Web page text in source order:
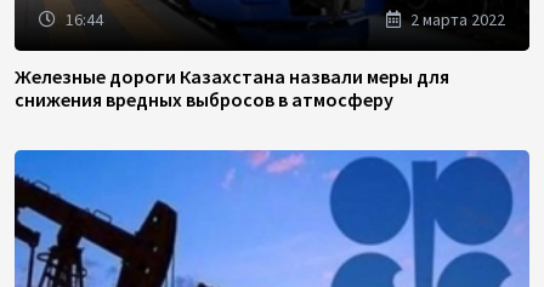
16:44 2 марта 2022
Железные дороги Казахстана назвали меры для
снижения вредных выбросов в атмосферу